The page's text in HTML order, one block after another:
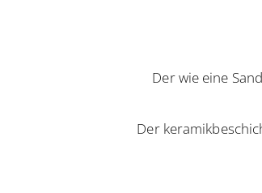
Der wie eine
Der